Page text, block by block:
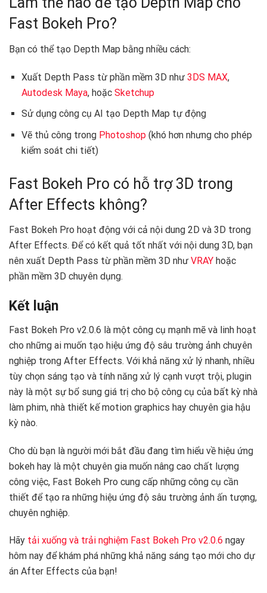
Fast Bokeh Pro?
Bạn có thể tạo Depth Map bằng nhiều cách:
Xuất Depth Pass từ phần mềm 3D như 3DS MAX,
Autodesk Maya, hoặc Sketchup
Sử dụng công cụ AI tạo Depth Map tự động
Vẽ thủ công trong Photoshop(khó hơn nhưng cho phép
kiểm soát chi tiết)
Fast Bokeh Pro có hỗ trợ 3D trong
After Effects không?
Fast Bokeh Pro hoạt động với cả nội dung 2D và 3D trong
After Effects. Để có kết quả tốt nhất với nội dung 3D, bạn
nên xuất Depth Pass từ phần mềm 3D như VRAY hoặc
phần mềm 3D chuyên dụng.
Kết luận
Fast Bokeh Pro v2.0.6 là một công cụ mạnh mẽ và linh hoạt
cho những ai muốn tạo hiệu ứng độ sâu trường ảnh chuyên
nghiệp trong After Effects. Với khả năng xử lý nhanh, nhiều
tùy chọn sáng tạo và tính năng xử lý cạnh vượt trội, plugin
này là một sự bổ sung giá trị cho bộ công cụ của bất kỳ nhà
làm phim, nhà thiết kế motion graphics hay chuyên gia hậu
kỳ nào.
Cho dù bạn là người mới bắt đầu đang tìm hiểu về hiệu ứng
bokeh hay là một chuyên gia muốn nâng cao chất lượng
công việc, Fast Bokeh Pro cung cấp những công cụ cần
thiết để tạo ra những hiệu ứng độ sâu trường ảnh ấn tượng,
chuyên nghiệp.
Hãy tải xuống và trải nghiệm Fast Bokeh Pro v2.0.6 ngay
hôm nay để khám phá những khả năng sáng tạo mới cho dự
án After Effects của bạn!